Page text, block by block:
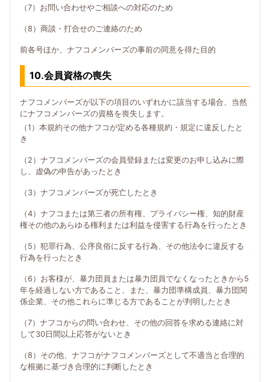
（7）お問い合わせやご相談への対応のため
（8）商談・打合せのご連絡のため
前各号ほか、ナフコメンバーズの事前の同意を得た目的
10.会員資格の喪失
ナフコメンバーズが以下の項目のいずれかに該当する場合、当然
にナフコメンバーズの資格を喪失します。
（1）本規約その他ナフコが定める各種規約・規定に違反したと
き
（2）ナフコメンバーズの会員登録または変更のお申し込みに際
し、虚偽の申告があったとき
（3）ナフコメンバーズが死亡したとき
（4）ナフコまたは第三者の所有権、プライバシー権、知的財産
権その他のあらゆる権利または利益を侵害する行為を行ったとき
（5）犯罪行為、公序良俗に反する行為、その他法令に違反する
行為を行ったとき
（6）お客様が、暴力団員または暴力団員でなくなったときから5
年を経過しない方であること、また、暴力団準構成員、暴力団関
係企業、その他これらに準じる方であることが判明したとき
（7）ナフコからの問い合わせ、その他の回答を求める連絡に対
して30日間以上応答がないとき
（8）その他、ナフコがナフコメンバーズとして不適当と合理的
な根拠に基づき合理的に判断したとき